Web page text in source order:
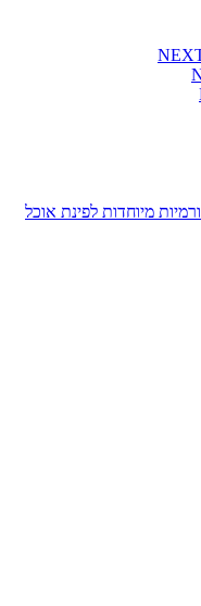
מיוחדות לפינת אוכל